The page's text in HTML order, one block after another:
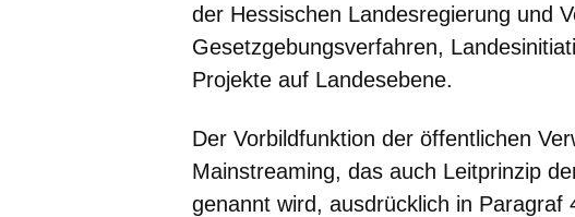
der Hessischen Landesregierung und
Gesetzgebungsverfahren,
Projekte auf Landesebene.
Der Vorbildfunktion der öffentlichen
Mainstreaming, das auch Leitprinzip
genannt wird, ausdrücklich in